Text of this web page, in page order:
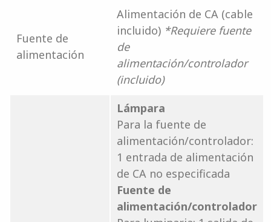
Fuente de
alimentación
Alimentación de CA (cable
incluido) *Requiere fuente
de
alimentación/controlador
(incluido)
Lámpara
Para la fuente de
alimentación/controlador:
1 entrada de alimentación
de CA no especificada
Fuente de
alimentación/controlador